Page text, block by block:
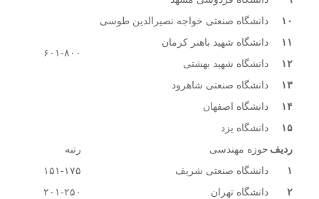
۶۰۱-۸۰۰
۱۰
دانشگاه صنعتی خواجه نصیرالدین طوسی
۱۱
دانشگاه شهید باهنر کرمان
۱۲
دانشگاه شهید بهشتی
۱۳
دانشگاه صنعتی شاهرود
۱۴
دانشگاه اصفهان
۱۵
دانشگاه یزد
ردیف حوزه مهندسی
رتبه
۱
دانشگاه صنعتی شریف
۱۵۱-۱۷۵
۲
دانشگاه تهران
۲۰۱-۲۵۰